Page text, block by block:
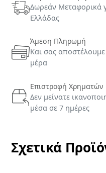
> ΓΛΥΚΑ
>
ΠΡΟΙΟΝΤΑ
ΜΑΣΤΙΧΑΣ
ΕΛΑΙΟΛΑΔΟ
ΛΙΚΕΡ
ΟΥΖΟ
ΑΛΑΤΙ
>
Δωρεάν Μεταφορικά
Ελλάδας
Άμεση Πληρωμή
Και σας
μέρα
Επιστροφή Χρηματών
Δεν μείνατε
μέσα σε 7 ημέρες
Σχετικά